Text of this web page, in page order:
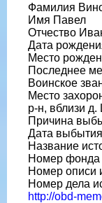
Фамилия
Имя Павел
Отчество
Дата
Место
Последнее
Воинское
Место
р-н, вблизи
Причина
Дата
Название
Номер фонда
Номер описи
Номер дела
http://obd-